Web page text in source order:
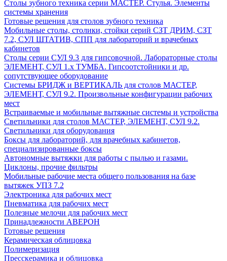
Столы зубного техника серии МАСТЕР. Стулья. Элементы
системы хранения
Готовые решения для столов зубного техника
Мобильные столы, столики, стойки серий СЗТ ДРИМ, СЗТ
7.2, СУЛ ШТАТИВ, СПП для лабораторий и врачебных
кабинетов
Столы серии СУЛ 9.3 для гипсовочной. Лабораторные столы
ЭЛЕМЕНТ, СУЛ 1.х ТУМБА. Гипсоотстойники и др.
сопутствующее оборудование
Системы БРИДЖ и ВЕРТИКАЛЬ для столов МАСТЕР,
ЭЛЕМЕНТ, СУЛ 9.2. Произвольные конфигурации рабочих
мест
Встраиваемые и мобильные вытяжные системы и устройства
Светильники для столов МАСТЕР, ЭЛЕМЕНТ, СУЛ 9.2.
Светильники для оборудования
Боксы для лабораторий, для врачебных кабинетов,
специализированные боксы
Автономные вытяжки для работы с пылью и газами.
Циклоны, прочие фильтры
Мобильные рабочие места общего пользования на базе
вытяжек УПЗ 7.2
Электроника для рабочих мест
Пневматика для рабочих мест
Полезные мелочи для рабочих мест
Принадлежности АВЕРОН
Готовые решения
Керамическая облицовка
Полимеризация
Пресскерамика и облицовка